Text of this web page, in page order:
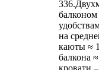
на
каюты ≈
балкона
кровати